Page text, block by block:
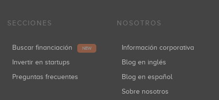
SECCIONES
Buscar financiación NEW
Invertir en startups
Preguntas frecuentes
NOSOTROS
Información corporativa
Blog en inglés
Blog en español
Sobre nosotros